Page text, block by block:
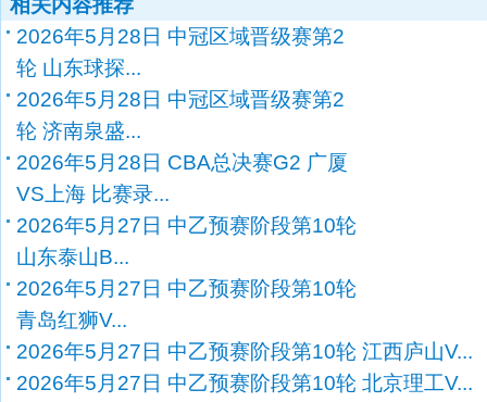
相关内容推荐
2026年5月28日 中冠区域晋级赛第2
轮 山东球探...
2026年5月28日 中冠区域晋级赛第2
轮 济南泉盛...
2026年5月28日 CBA总决赛G2 广厦
VS上海 比赛录...
2026年5月27日 中乙预赛阶段第10轮
山东泰山B...
2026年5月27日 中乙预赛阶段第10轮
青岛红狮V...
2026年5月27日 中乙预赛阶段第10轮 江西庐山V...
2026年5月27日 中乙预赛阶段第10轮 北京理工V...